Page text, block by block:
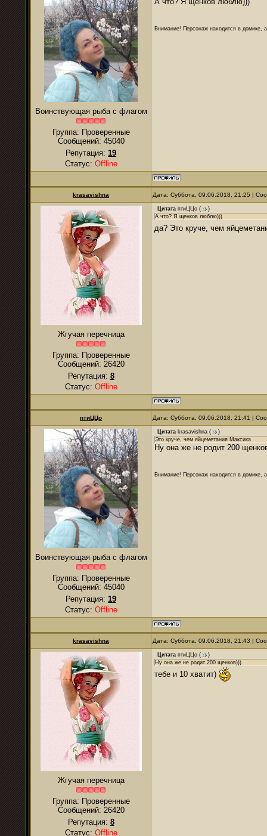
Воинствующая рыба с флагом
Группа: Проверенные
Сообщений: 45040
Репутация: 19
Статус: Offline
Внимание! Персонаж находится в домике,
krasavishna Дата: Суббота, 09.06.2018, 21:25 |
Жгучая перечница
Группа: Проверенные
Сообщений: 26420
Репутация: 8
Статус: Offline
Цитата птиЦЦо (
)
А что? Я щенков люблю)))
да? Это круче, чем
птиЦЦо Дата: Суббота, 09.06.2018, 21:41 |
Воинствующая рыба с флагом
Группа: Проверенные
Сообщений: 45040
Репутация: 19
Статус: Offline
Цитата krasavishna (
)
Это круче, чем яйцеметания Максика
Ну она же не родит 200
Внимание! Персонаж находится в домике,
krasavishna Дата: Суббота, 09.06.2018, 21:43 |
Жгучая перечница
Группа: Проверенные
Сообщений: 26420
Репутация: 8
Статус: Offline
Цитата птиЦЦо (
)
Ну она же не родит 200 щенков)))
тебе и 10 хватит)